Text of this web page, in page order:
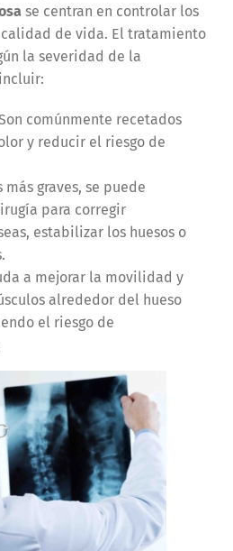
se centran en controlar los
de vida. El tratamiento
la severidad de la
comúnmente recetados
y reducir el riesgo de
más graves, se puede
para corregir
estabilizar los huesos o
a mejorar la movilidad y
alrededor del hueso
el riesgo de